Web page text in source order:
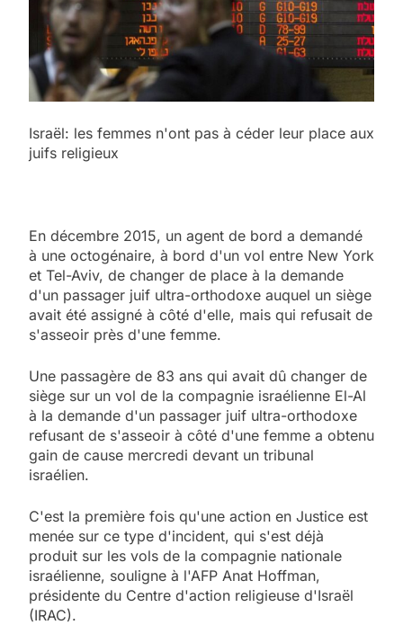
Israël: les femmes n'ont pas à céder leur place aux
juifs religieux
En décembre 2015, un agent de bord a demandé
à une octogénaire, à bord d'un vol entre New York
et Tel-Aviv, de changer de place à la demande
d'un passager juif ultra-orthodoxe auquel un siège
avait été assigné à côté d'elle, mais qui refusait de
s'asseoir près d'une femme.
Une passagère de 83 ans qui avait dû changer de
siège sur un vol de la compagnie israélienne El-Al
à la demande d'un passager juif ultra-orthodoxe
refusant de s'asseoir à côté d'une femme a obtenu
gain de cause mercredi devant un tribunal
israélien.
C'est la première fois qu'une action en Justice est
menée sur ce type d'incident, qui s'est déjà
produit sur les vols de la compagnie nationale
israélienne, souligne à l'AFP Anat Hoffman,
présidente du Centre d'action religieuse d'Israël
(IRAC).